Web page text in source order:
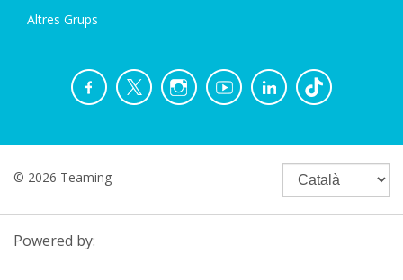
Altres Grups
© 2026 Teaming
Powered by: